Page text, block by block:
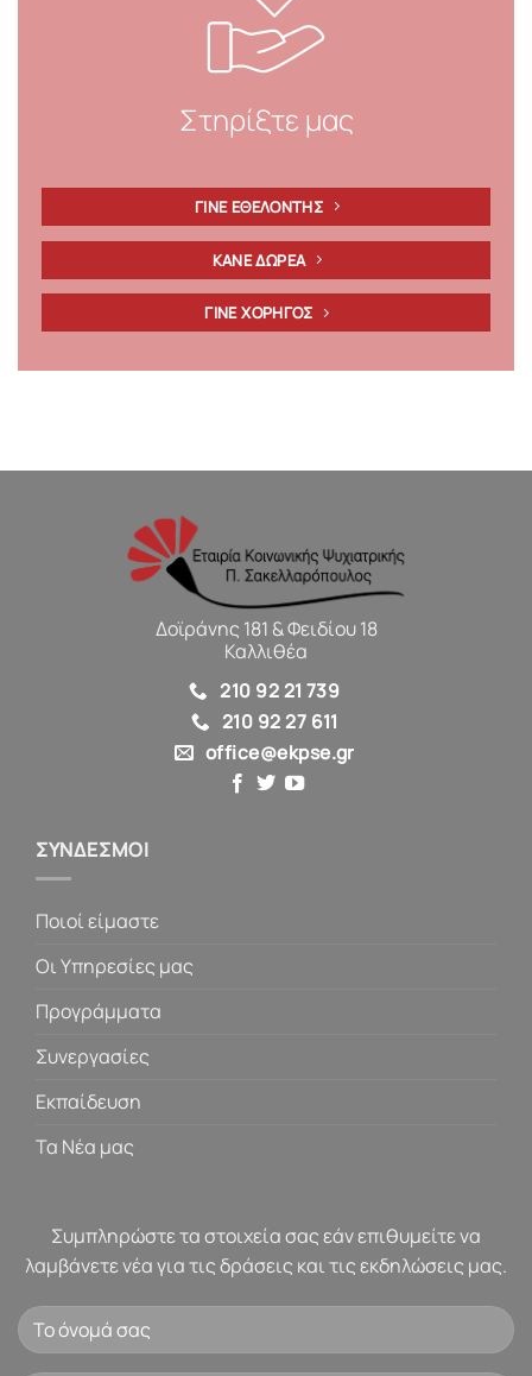
Στηρίξτε μας
ΓΙΝΕ ΕΘΕΛΟΝΤΗΣ
ΚΑΝΕ ΔΩΡΕΑ
ΓΙΝΕ ΧΟΡΗΓΟΣ
Δοϊράνης 181 & Φειδίου 18
Καλλιθέα
210 92 21 739
210 92 27 611
office@ekpse.gr
ΣΥΝΔΕΣΜΟΙ
Ποιοί είμαστε
Οι Υπηρεσίες μας
Προγράμματα
Συνεργασίες
Εκπαίδευση
Τα Νέα μας
Συμπληρώστε τα στοιχεία σας εάν επιθυμείτε να
λαμβάνετε νέα για τις δράσεις και τις εκδηλώσεις μας.